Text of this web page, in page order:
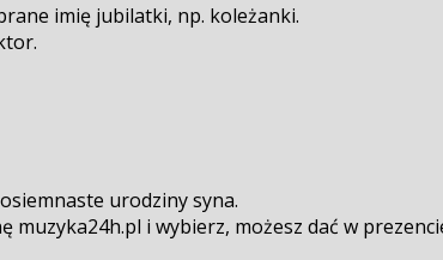
imię jubilatki, np. koleżanki.
urodziny syna.
muzyka24h.pl i wybierz, możesz dać w